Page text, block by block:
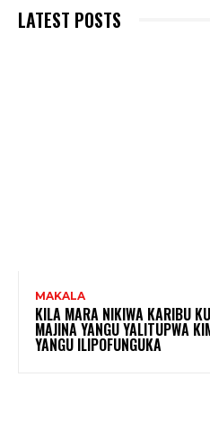
LATEST POSTS
MAKALA
KILA MARA NIKIWA KARIBU
MAJINA YANGU YALITUPWA
YANGU ILIPOFUNGUKA